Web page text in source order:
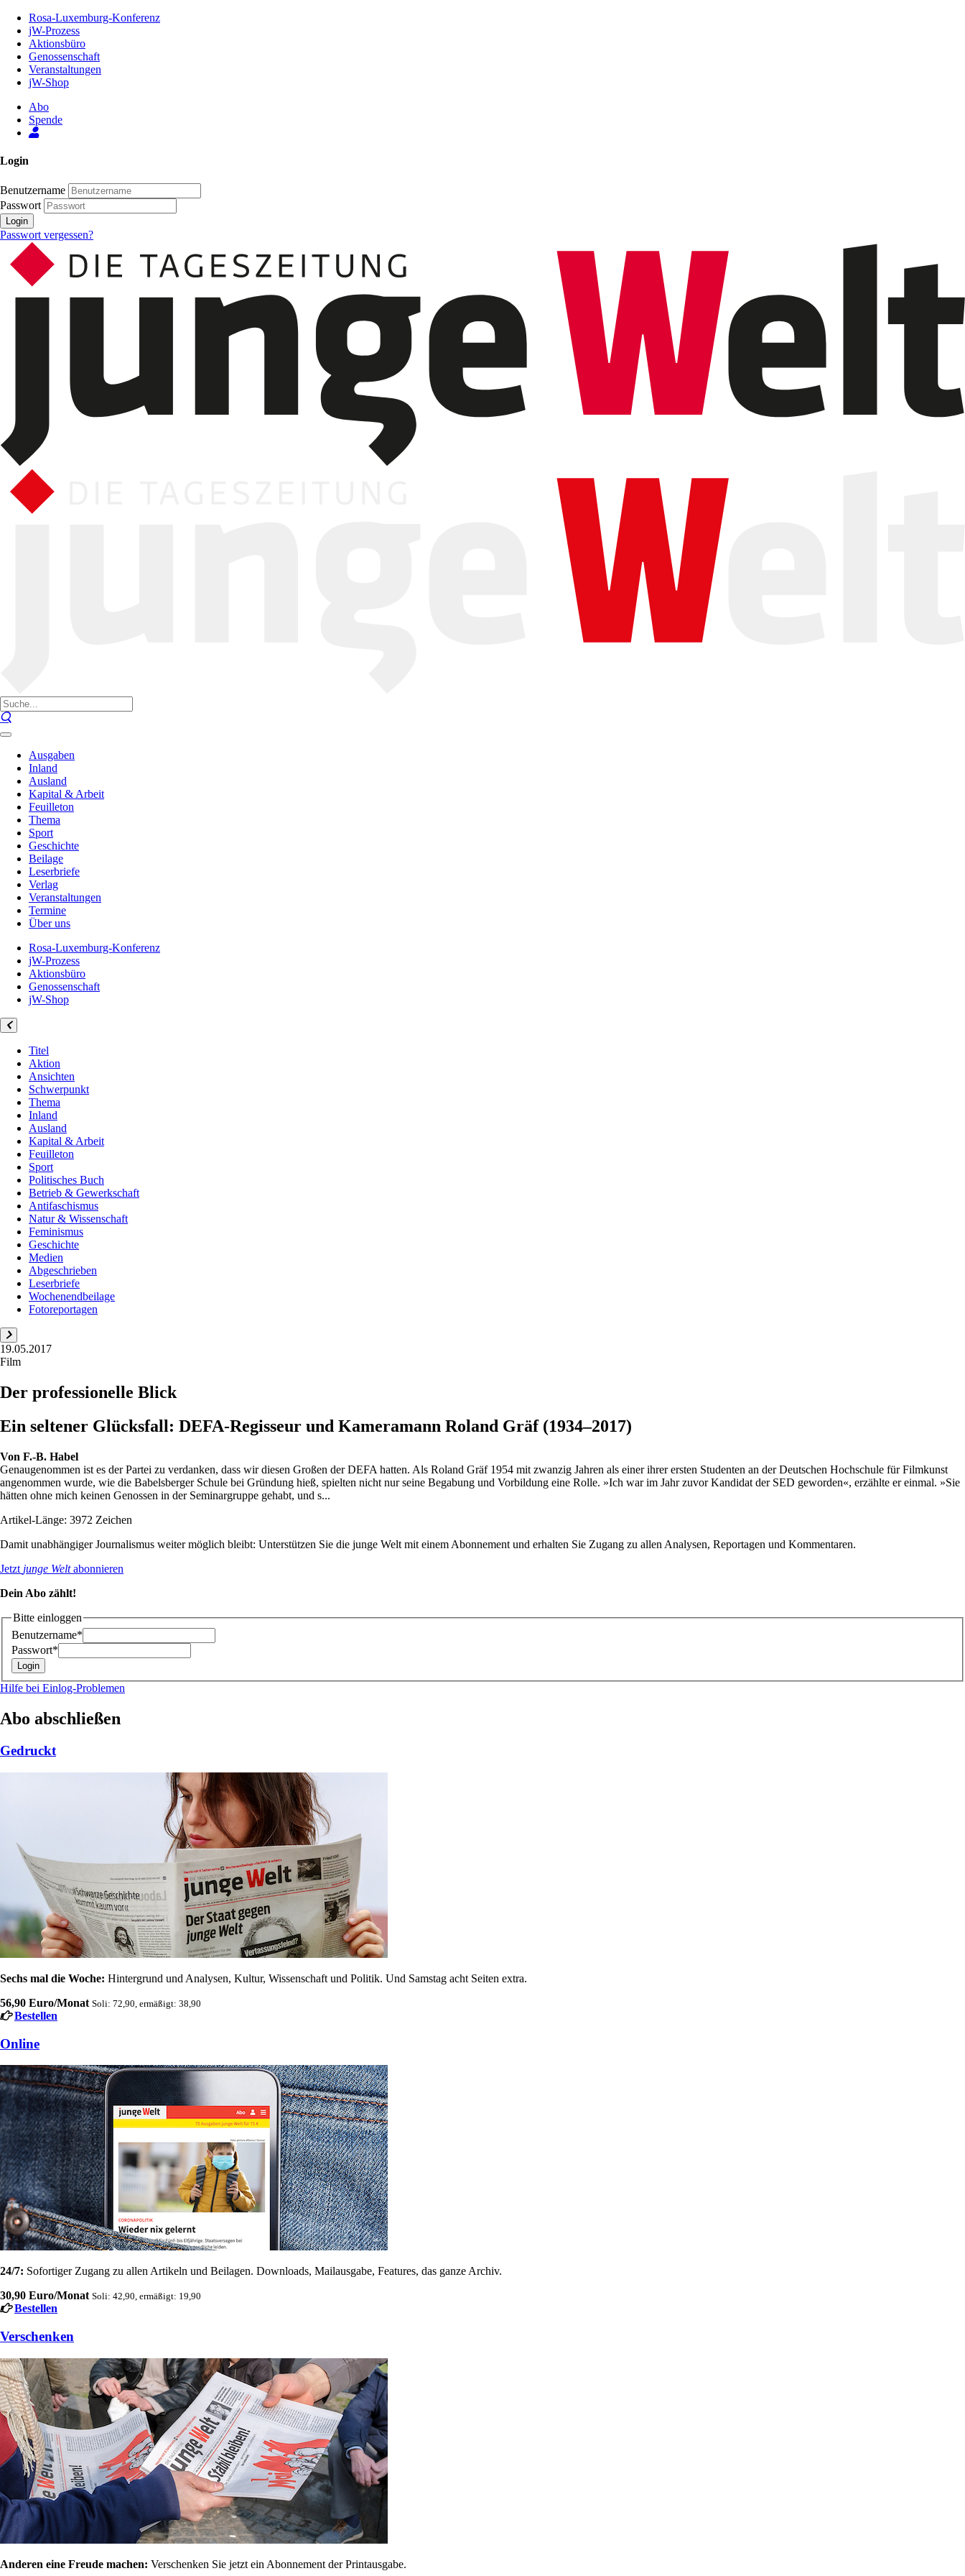
Inhalt
Seite
Rosa-Luxemburg-Konferenz
jW-Prozess
Aktionsbüro
Genossenschaft
Veranstaltungen
jW-Shop
Abo
Spende
Login
Benutzername
Passwort
Login
Passwort vergessen?
Ausgaben
Inland
Ausland
Kapital & Arbeit
Feuilleton
Thema
Sport
Geschichte
Beilage
Leserbriefe
Verlag
Veranstaltungen
Termine
Über uns
Rosa-Luxemburg-Konferenz
jW-Prozess
Aktionsbüro
Genossenschaft
jW-Shop
Titel
Aktion
Ansichten
Schwerpunkt
Thema
Inland
Ausland
Kapital & Arbeit
Feuilleton
Sport
Politisches Buch
Betrieb & Gewerkschaft
Antifaschismus
Natur & Wissenschaft
Feminismus
Geschichte
Medien
Abgeschrieben
Leserbriefe
Wochenendbeilage
Fotoreportagen
19.05.2017
Film
Der professionelle Blick
Ein seltener Glücksfall: DEFA-Regisseur und Kameramann Roland Gräf (1934–2017)
Von F.-B. Habel
Genaugenommen ist es der Partei zu verdanken, dass wir diesen Großen der DEFA hatten. Als Roland Gräf 1954 mit zwanzig Jahren als einer ihrer ersten Studenten an der Deutschen Hochschule für Filmkunst
angenommen wurde, wie die Babelsberger Schule bei Gründung hieß, spielten nicht nur seine Begabung und Vorbildung eine Rolle. »Ich war im Jahr zuvor Kandidat der SED geworden«, erzählte er einmal. »Sie
hätten ohne mich keinen Genossen in der Seminargruppe gehabt, und s...
Artikel-Länge: 3972 Zeichen
Damit unabhängiger Journalismus weiter möglich bleibt: Unterstützen Sie die junge Welt mit einem Abonnement und erhalten Sie Zugang zu allen Analysen, Reportagen und Kommentaren.
Jetzt junge Weltabonnieren
Dein Abo zählt!
Bitte einloggen
Benutzername*
Passwort*
Hilfe bei Einlog-Problemen
Abo abschließen
Gedruckt
Sechs mal die Woche: Hintergrund und Analysen, Kultur, Wissenschaft und Politik. Und Samstag acht Seiten extra.
56,90 Euro/Monat Soli: 72,90, ermäßigt: 38,90
Bestellen
Online
24/7: Sofortiger Zugang zu allen Artikeln und Beilagen. Downloads, Mailausgabe, Features, das ganze Archiv.
30,90 Euro/Monat Soli: 42,90, ermäßigt: 19,90
Bestellen
Verschenken
Anderen eine Freude machen: Verschenken Sie jetzt ein Abonnement der Printausgabe.